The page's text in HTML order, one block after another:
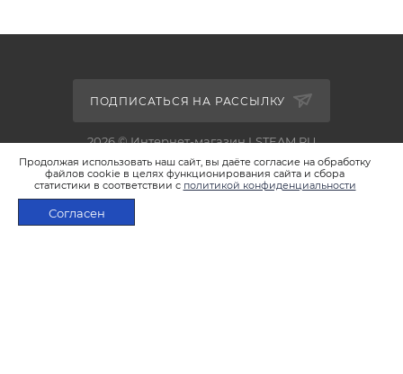
Продолжая использовать наш сайт, вы даёте согласие на обработку
файлов cookie в целях функционирования сайта и сбора
статистики в соответствии с политикой конфиденциальности
Согласен
ПОДПИСАТЬСЯ НА РАССЫЛКУ
2026 © Интернет-магазин LSTEAM.RU